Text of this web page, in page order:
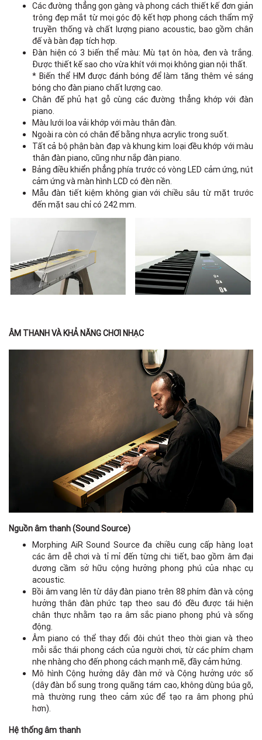
Các đường thẳng gọn gàng và phong cách thiết kế đơn giản
trông đẹp mắt từ mọi góc độ kết hợp phong cách thẩm mỹ
truyền thống và chất lượng piano acoustic, bao gồm chân
đế và bàn đạp tích hợp.
Đàn hiện có 3 biến thể màu: Mù tạt ôn hòa, đen và trắng.
Được thiết kế sao cho vừa khít với mọi không gian nội thất.
* Biến thể HM được đánh bóng để làm tăng thêm vẻ sáng
bóng cho đàn piano chất lượng cao.
Chân đế phủ hạt gỗ cùng các đường thẳng khớp với đàn
piano.
Màu lưới loa vải khớp với màu thân đàn.
Ngoài ra còn có chân đế bằng nhựa acrylic trong suốt.
Tất cả bộ phận bàn đạp và khung kim loại đều khớp với màu
thân đàn piano, cũng như nắp đàn piano.
Bảng điều khiển phẳng phía trước có vòng LED cảm ứng, nút
cảm ứng và màn hình LCD có đèn nền.
Mẫu đàn tiết kiệm không gian với chiều sâu từ mặt trước
đến mặt sau chỉ có 242 mm.
ÂM THANH VÀ KHẢ NĂNG CHƠI NHẠC
Nguồn âm thanh (Sound Source)
Morphing AiR Sound Source đa chiều cung cấp hàng loạt
các âm dễ chơi và tỉ mỉ đến từng chi tiết, bao gồm âm đại
dương cầm sở hữu cộng hưởng phong phú của nhạc cụ
acoustic.
Bồi âm vang lên từ dây đàn piano trên 88 phím đàn và cộng
hưởng thân đàn phức tạp theo sau đó đều được tái hiện
chân thực nhằm tạo ra âm sắc piano phong phú và sống
động.
Âm piano có thể thay đổi đôi chút theo thời gian và theo
mỗi sắc thái phong cách của người chơi, từ các phím chạm
nhẹ nhàng cho đến phong cách mạnh mẽ, đầy cảm hứng.
Mô hình Cộng hưởng dây đàn mở và Cộng hưởng ước số
(dây đàn bổ sung trong quãng tám cao, không dùng búa gõ,
mà thường rung theo cảm xúc để tạo ra âm phong phú
hơn).
Hệ thống âm thanh